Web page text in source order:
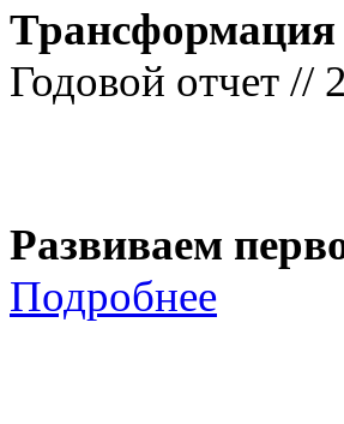
Трансформация
Годовой отчет //
Развиваем
Подробнее